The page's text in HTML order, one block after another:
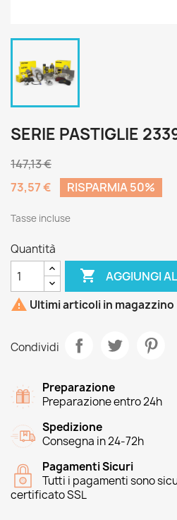
SERIE PASTIGLIE
147,13 €
73,57 €
RISPARMIA 50%
Tasse incluse
Quantità
 AGGIUNGI
 Ultimi articoli in magazzino
Condividi
Preparazione
Preparazione entro 24h
Spedizione
Consegna in 24-72h
Pagamenti Sicuri
Tutti i pagamenti sono
certificato SSL